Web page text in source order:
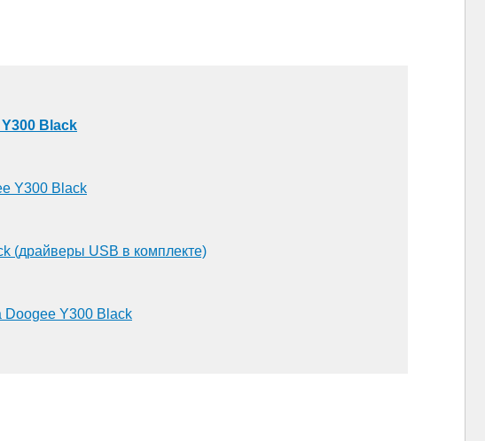
Black
Y300 Black
(драйверы USB в комплекте)
Doogee Y300 Black